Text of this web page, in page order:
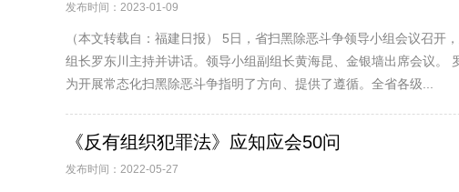
发布时间：2023-01-09
（本文转载自：福建日报） 5日，省扫黑除恶斗争领导小组会议召
组长罗东川主持并讲话。领导小组副组长黄海昆、金银墙出席会议。
为开展常态化扫黑除恶斗争指明了方向、提供了遵循。全省各级...
《反有组织犯罪法》应知应会50问
发布时间：2022-05-27